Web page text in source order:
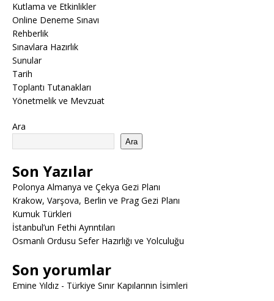
Kutlama ve Etkinlikler
Online Deneme Sınavı
Rehberlik
Sınavlara Hazırlık
Sunular
Tarih
Toplantı Tutanakları
Yönetmelik ve Mevzuat
Ara
Ara
Son Yazılar
Polonya Almanya ve Çekya Gezi Planı
Krakow, Varşova, Berlin ve Prag Gezi Planı
Kumuk Türkleri
İstanbul’un Fethi Ayrıntıları
Osmanlı Ordusu Sefer Hazırlığı ve Yolculuğu
Son yorumlar
Emine Yıldız - Türkiye Sınır Kapılarının İsimleri